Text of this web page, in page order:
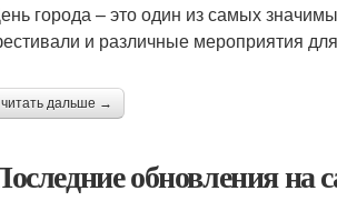
города – это один из самых
и различные мероприятия
читать дальше →
обновления на